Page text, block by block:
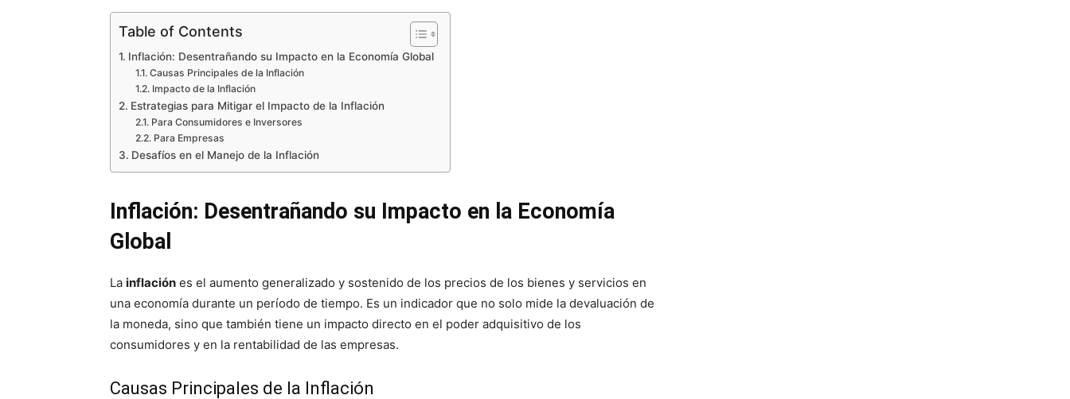
Table of Contents
Inflación: Desentrañando su Impacto en la Economía Global
Causas Principales de la Inflación
Impacto de la Inflación
Estrategias para Mitigar el Impacto de la Inflación
Para Consumidores e Inversores
Para Empresas
Desafíos en el Manejo de la Inflación
Inflación: Desentrañando su Impacto en la Economía
Global
La inflación es el aumento generalizado y sostenido de los precios de los bienes y servicios en
una economía durante un período de tiempo. Es un indicador que no solo mide la devaluación de
la moneda, sino que también tiene un impacto directo en el poder adquisitivo de los
consumidores y en la rentabilidad de las empresas.
Causas Principales de la Inflación